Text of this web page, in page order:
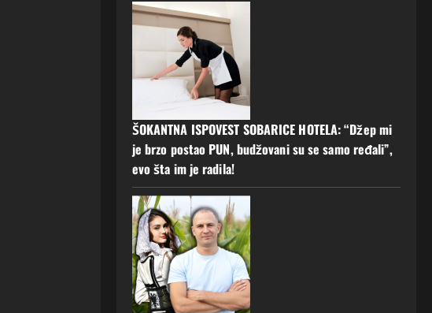
ŠOKANTNA ISPOVEST SOBARICE HOTELA: “Džep mi
je brzo postao PUN, budžovani su se samo ređali”,
evo šta im je radila!